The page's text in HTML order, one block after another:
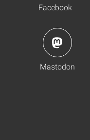
Facebook
Mastodon